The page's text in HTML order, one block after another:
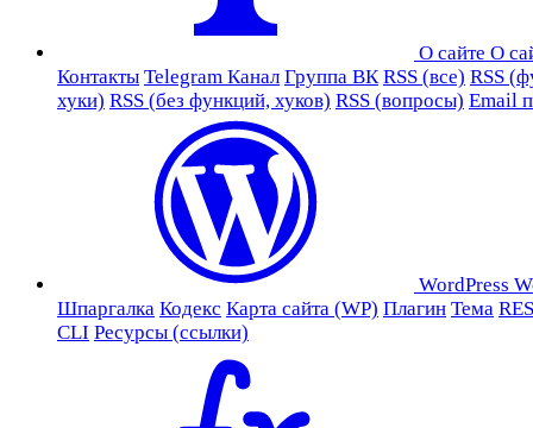
О сайте О
Контакты Telegram Канал Группа ВК RSS (все) RSS
хуки) RSS (без функций, хуков) RSS (вопросы) Email
WordPress
Шпаргалка Кодекс Карта сайта (WP) Плагин Тема
CLI Ресурсы (ссылки)